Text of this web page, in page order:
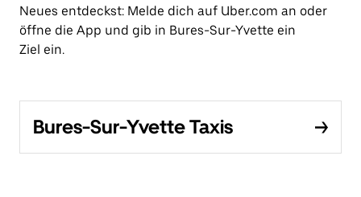
Neues entdeckst: Melde dich auf Uber.com an oder
öffne die App und gib in Bures-Sur-Yvette ein
Ziel ein.
Bures-Sur-Yvette Taxis